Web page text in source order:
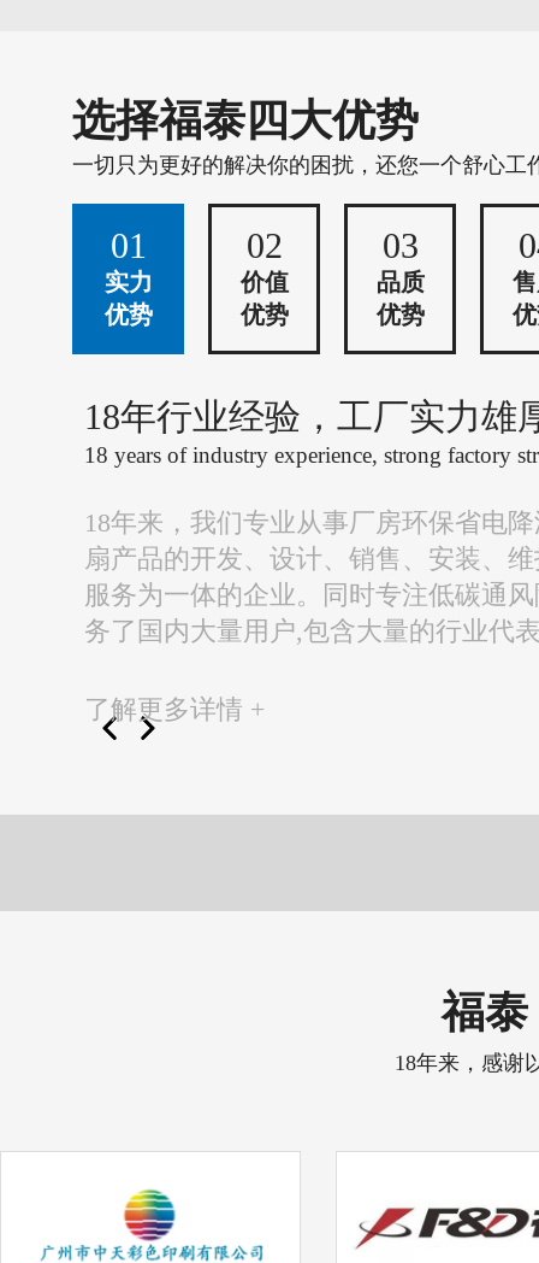
选择福泰四大优势
一切只为更好的解决你的困扰，还您一个舒心工
01
实力
优势
02
价值
优势
03
品质
优势
18年行业经验，工厂实力雄
18 years of industry experience, strong factory
18年来，我们专业从事厂房环保省电
扇产品的开发、设计、销售、安装、
服务为一体的企业。同时专注低碳通
务了国内大量用户,包含大量的行业代
了解更多详情 +
福泰
18年来，感谢